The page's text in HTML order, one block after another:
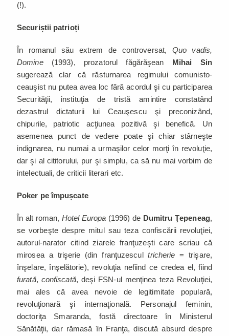
(!).
Securiștii patrioți
În romanul său extrem de controversat, Quo vadis,
Domine(1993), prozatorul făgărăşean Mihai Sin
sugerează clar că răsturnarea regimului comunisto-
ceauşist nu putea avea loc fără acordul şi cu participarea
Securităţii, instituţia de tristă amintire constatând
dezastrul dictaturii lui Ceauşescu şi preconizând,
chipurile, patriotic acţiunea pozitivă şi benefică. Un
asemenea punct de vedere poate şi chiar stârneşte
indignarea, nu numai a urmaşilor celor morţi în revoluţie,
dar şi al cititorului, pur şi simplu, ca să nu mai vorbim de
intelectuali, de criticii literari etc.
Poker pe împușcate
În alt roman, Hotel Europa (1996) de Dumitru Ţepeneag,
se vorbeşte despre mitul sau teza confiscării revoluţiei,
autorul-narator citind ziarele franţuzeşti care scriau că
mirosea a trişerie (din franţuzescultricherie = trişare,
înşelare, înşelătorie), revoluţia nefiind ce credea el, fiind
furată, confiscată, deşi FSN-ul menţinea teza Revoluţiei,
mai ales că avea nevoie de legitimitate populară,
revoluţionară şi internaţională. Personajul feminin,
doctoriţa Smaranda, fostă directoare în Ministerul
Sănătăţii, dar rămasă în Franţa, discută absurd despre